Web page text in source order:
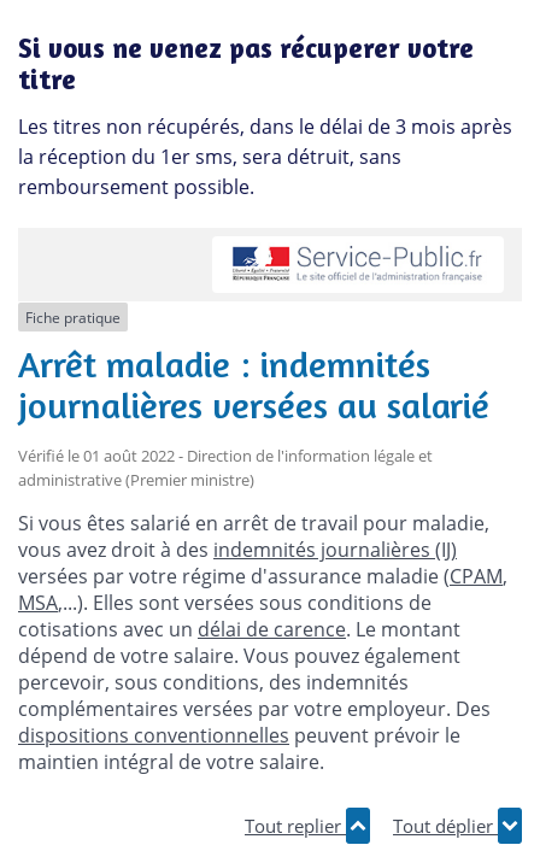
Si vous ne venez pas récuperer votre
titre
Les titres non récupérés, dans le délai de 3 mois après
la réception du 1er sms, sera détruit, sans
remboursement possible.
Fiche pratique
Arrêt maladie : indemnités
journalières versées au salarié
Vérifié le 01 août 2022 - Direction de l'information légale et
administrative (Premier ministre)
Si vous êtes salarié en arrêt de travail pour maladie,
vous avez droit à des indemnités journalières (IJ)
versées par votre régime d'assurance maladie (CPAM,
MSA,...). Elles sont versées sous conditions de
cotisations avec un délai de carence. Le montant
dépend de votre salaire. Vous pouvez également
percevoir, sous conditions, des indemnités
complémentaires versées par votre employeur. Des
dispositions conventionnelles peuvent prévoir le
maintien intégral de votre salaire.
Tout replier Tout déplier